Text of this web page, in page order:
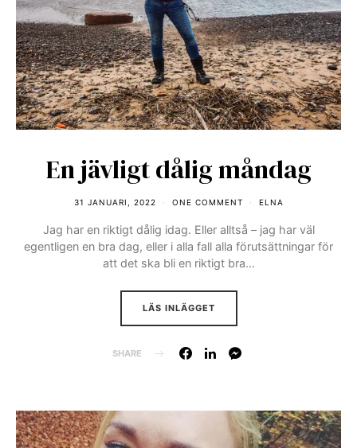
En jävligt dålig måndag
31 JANUARI, 2022 ONE COMMENT ELNA
Jag har en riktigt dålig idag. Eller alltså – jag har väl
egentligen en bra dag, eller i alla fall alla förutsättningar för
att det ska bli en riktigt bra…
LÄS INLÄGGET
SHARE